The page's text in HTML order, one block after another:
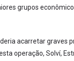
grupos
acarretar graves
operação, Solví,